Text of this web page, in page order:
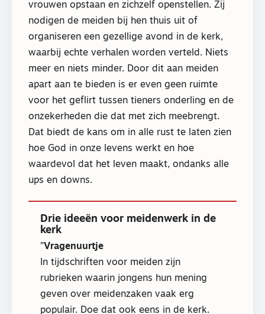
vrouwen opstaan en zichzelf openstellen. Zij
nodigen de meiden bij hen thuis uit of
organiseren een gezellige avond in de kerk,
waarbij echte verhalen worden verteld. Niets
meer en niets minder. Door dit aan meiden
apart aan te bieden is er even geen ruimte
voor het geflirt tussen tieners onderling en de
onzekerheden die dat met zich meebrengt.
Dat biedt de kans om in alle rust te laten zien
hoe God in onze levens werkt en hoe
waardevol dat het leven maakt, ondanks alle
ups en downs.
Drie ideeën voor meidenwerk in de
kerk
Vragenuurtje
In tijdschriften voor meiden zijn
rubrieken waarin jongens hun mening
geven over meidenzaken vaak erg
populair. Doe dat ook eens in de kerk.